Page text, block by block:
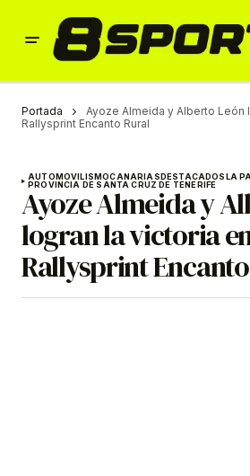
Portada
Ayoze Almeida y Alberto León
Rallysprint Encanto Rural
AUTOMOVILISMOCANARIASDESTACADOSLA
PROVINCIA DE SANTA CRUZ DE TENERIFE
Ayoze Almeida y
logran la victoria
Rallysprint